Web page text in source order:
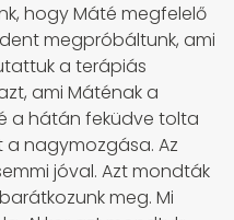
hogy Máté megfelelő
megpróbáltunk, ami
a terápiás
ami Máténak a
a hátán feküdve tolta
nagymozgása. Az
jóval. Azt mondták
meg. Mi